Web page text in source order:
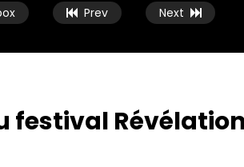
Prev Next
festival